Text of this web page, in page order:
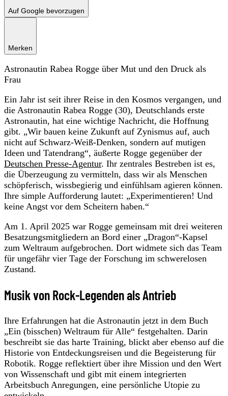
Auf Google bevorzugen
Merken
Astronautin Rabea Rogge über Mut und den Druck als
Frau
Ein Jahr ist seit ihrer Reise in den Kosmos vergangen, und
die Astronautin Rabea Rogge (30), Deutschlands erste
Astronautin, hat eine wichtige Nachricht, die Hoffnung
gibt. „Wir bauen keine Zukunft auf Zynismus auf, auch
nicht auf Schwarz-Weiß-Denken, sondern auf mutigen
Ideen und Tatendrang“, äußerte Rogge gegenüber der
Deutschen Presse-Agentur. Ihr zentrales Bestreben ist es,
die Überzeugung zu vermitteln, dass wir als Menschen
schöpferisch, wissbegierig und einfühlsam agieren können.
Ihre simple Aufforderung lautet: „Experimentieren! Und
keine Angst vor dem Scheitern haben.“
Am 1. April 2025 war Rogge gemeinsam mit drei weiteren
Besatzungsmitgliedern an Bord einer „Dragon“-Kapsel
zum Weltraum aufgebrochen. Dort widmete sich das Team
für ungefähr vier Tage der Forschung im schwerelosen
Zustand.
Musik von Rock-Legenden als Antrieb
Ihre Erfahrungen hat die Astronautin jetzt in dem Buch
„Ein (bisschen) Weltraum für Alle“ festgehalten. Darin
beschreibt sie das harte Training, blickt aber ebenso auf die
Historie von Entdeckungsreisen und die Begeisterung für
Robotik. Rogge reflektiert über ihre Mission und den Wert
von Wissenschaft und gibt mit einem integrierten
Arbeitsbuch Anregungen, eine persönliche Utopie zu